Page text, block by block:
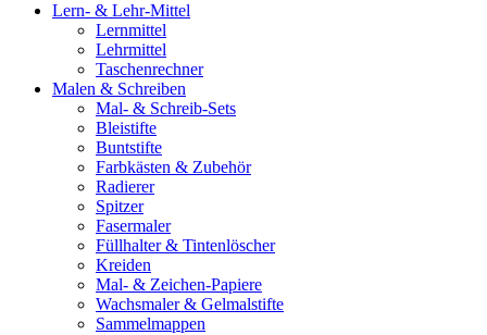
Lern- & Lehr-Mittel
Lernmittel
Lehrmittel
Taschenrechner
Malen & Schreiben
Mal- & Schreib-Sets
Bleistifte
Buntstifte
Farbkästen & Zubehör
Radierer
Spitzer
Fasermaler
Füllhalter & Tintenlöscher
Kreiden
Mal- & Zeichen-Papiere
Wachsmaler & Gelmalstifte
Sammelmappen